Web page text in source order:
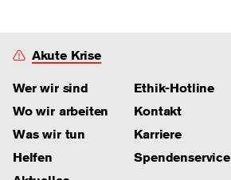
Akute Krise
Wer wir sind
Wo wir arbeiten
Was wir tun
Helfen
Ethik-Hotline
Kontakt
Karriere
Spendenservice